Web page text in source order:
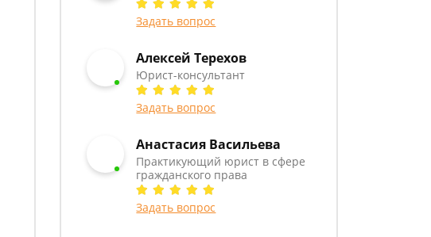
Задать вопрос
Алексей Терехов
Юрист-консультант
Задать вопрос
Анастасия Васильева
Практикующий юрист в сфере
гражданского права
Задать вопрос